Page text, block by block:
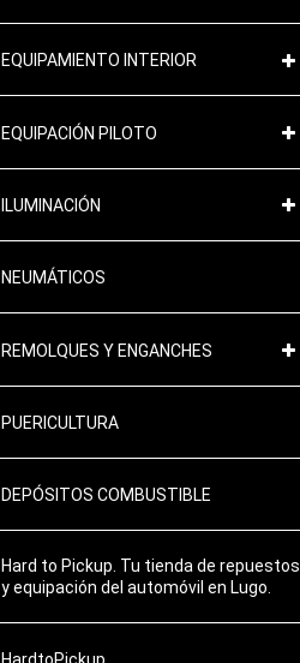
EQUIPAMIENTO INTERIOR
EQUIPACIÓN PILOTO
ILUMINACIÓN
NEUMÁTICOS
REMOLQUES Y ENGANCHES
PUERICULTURA
DEPÓSITOS COMBUSTIBLE
Hard to Pickup. Tu tienda de repuestos
y equipación del automóvil en Lugo.